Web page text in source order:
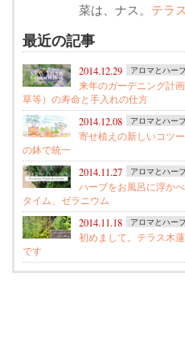
菜は、ナス。 テラ
最近の記事
2014.12.29 アロマとハー
来年のガーデニング計
草等）の寿命と手入れの仕方
2014.12.08
アロマとハー
寄せ植えの新しいコツ
の鉢で統一
2014.11.27
アロマとハー
ハーブをお風呂に浮か
タイム、ゼラニウム
2014.11.18
アロマとハー
初めまして。テラス木
です